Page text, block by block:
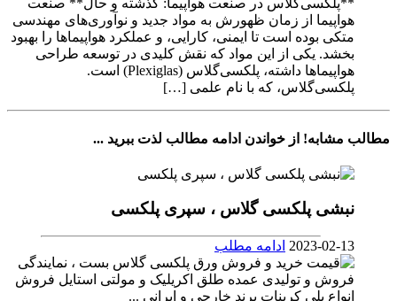
هواپیما از زمان ظهورش به مواد جدید و نوآوری‌های مهندسی
متکی بوده است تا ایمنی، کارایی، و عملکرد هواپیماها را بهبود
بخشد. یکی از این مواد که نقش کلیدی در توسعه طراحی
هواپیماها داشته، پلکسی‌گلاس (Plexiglas) است.
پلکسی‌گلاس، که با نام علمی […]
مطالب مشابه! از خواندن ادامه مطالب لذت ببرید ...
نبشی پلکسی گلاس ، سپری پلکسی
2023-02-13 ادامه مطلب